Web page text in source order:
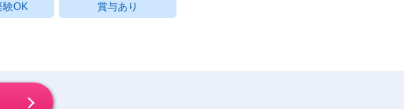
験OK 賞与あり